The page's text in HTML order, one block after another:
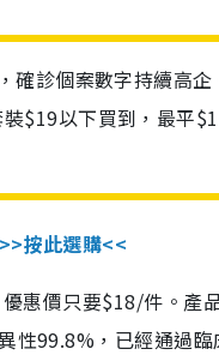
診個案數字持續高
$19以下買到，最平
>>按此選購<<
惠價只要$18/件。產
性99.8%，已經通過